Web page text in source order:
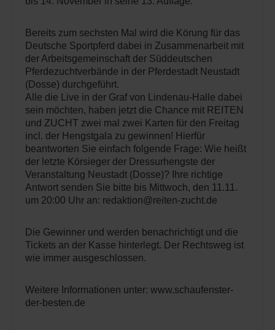
Bereits zum sechsten Mal wird die Körung für das
Deutsche Sportpferd dabei in Zusammenarbeit mit
der Arbeitsgemeinschaft der Süddeutschen
Pferdezuchtverbände in der Pferdestadt Neustadt
(Dosse) durchgeführt.
Alle die Live in der Graf von Lindenau-Halle dabei
sein möchten, haben jetzt die Chance mit REITEN
und ZUCHT zwei mal zwei Karten für den Freitag
incl. der Hengstgala zu gewinnen! Hierfür
beantworten Sie einfach folgende Frage: Wie heißt
der letzte Körsieger der Dressurhengste der
Veranstaltung Neustadt (Dosse)? Ihre richtige
Antwort senden Sie bitte bis Mittwoch, den 11.11.
um 20:00 Uhr an: redaktion@reiten-zucht.de
Die Gewinner und werden benachrichtigt und die
Tickets an der Kasse hinterlegt. Der Rechtsweg ist
wie immer ausgeschlossen.
Weitere Informationen unter: www.schaufenster-
der-besten.de